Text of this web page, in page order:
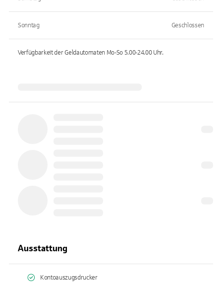
Sonntag Geschlossen
Verfügbarkeit der Geldautomaten Mo-So 5.00-24.00Uhr.
Ausstattung
Kontoauszugsdrucker